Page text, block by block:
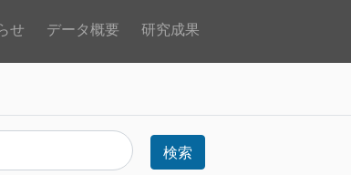
せ データ概要 研究成果
検索